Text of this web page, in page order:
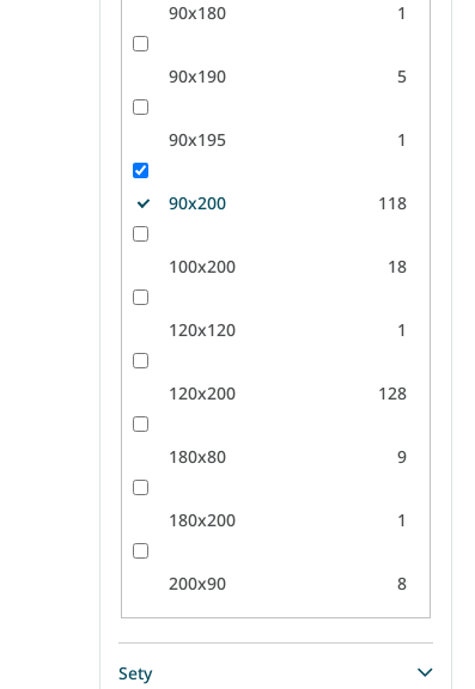
90x180 1
90x190 5
90x195 1
90x200 118
100x200 18
120x120 1
120x200 128
180x80 9
180x200 1
200x90 8
Sety